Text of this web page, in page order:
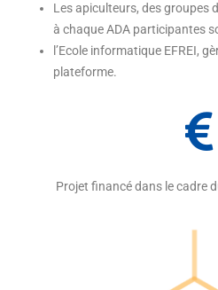
Les apiculteurs, des groupes
à chaque ADA participantes
l’Ecole informatique EFREI,
plateforme.
Projet financé dans le cadre